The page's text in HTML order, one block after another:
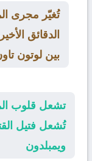
الدقائق
بين لوتون
تُشعل فتيل
ويمبلدون